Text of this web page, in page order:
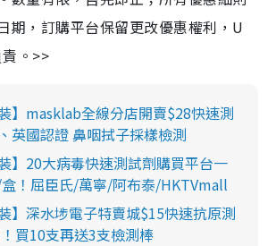
期，訂購平台保留更改優惠權利，U
。>>
】masklab全線分店開賣$28快速測
英國認證 鼻咽拭子採樣檢測
】20大病毒快速測試劑購買平台一
！屈臣氏/萬寧/阿布泰/HKTVmall
】深水埗電子特賣城$15快速抗原測
買10支再送3支檢測棒